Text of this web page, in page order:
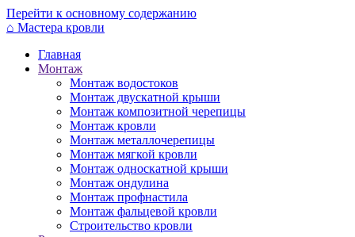
Перейти к основному содержанию
⌂ Мастера кровли
Главная
Монтаж
Монтаж водостоков
Монтаж двускатной крыши
Монтаж композитной черепицы
Монтаж кровли
Монтаж металлочерепицы
Монтаж мягкой кровли
Монтаж односкатной крыши
Монтаж ондулина
Монтаж профнастила
Монтаж фальцевой кровли
Строительство кровли